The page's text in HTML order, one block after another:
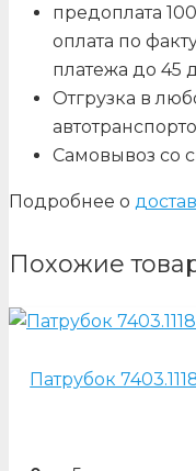
предоплата
оплата по
платежа до 45
Отгрузка в
Самовывоз со
Подробнее о
Похожие
Патрубок